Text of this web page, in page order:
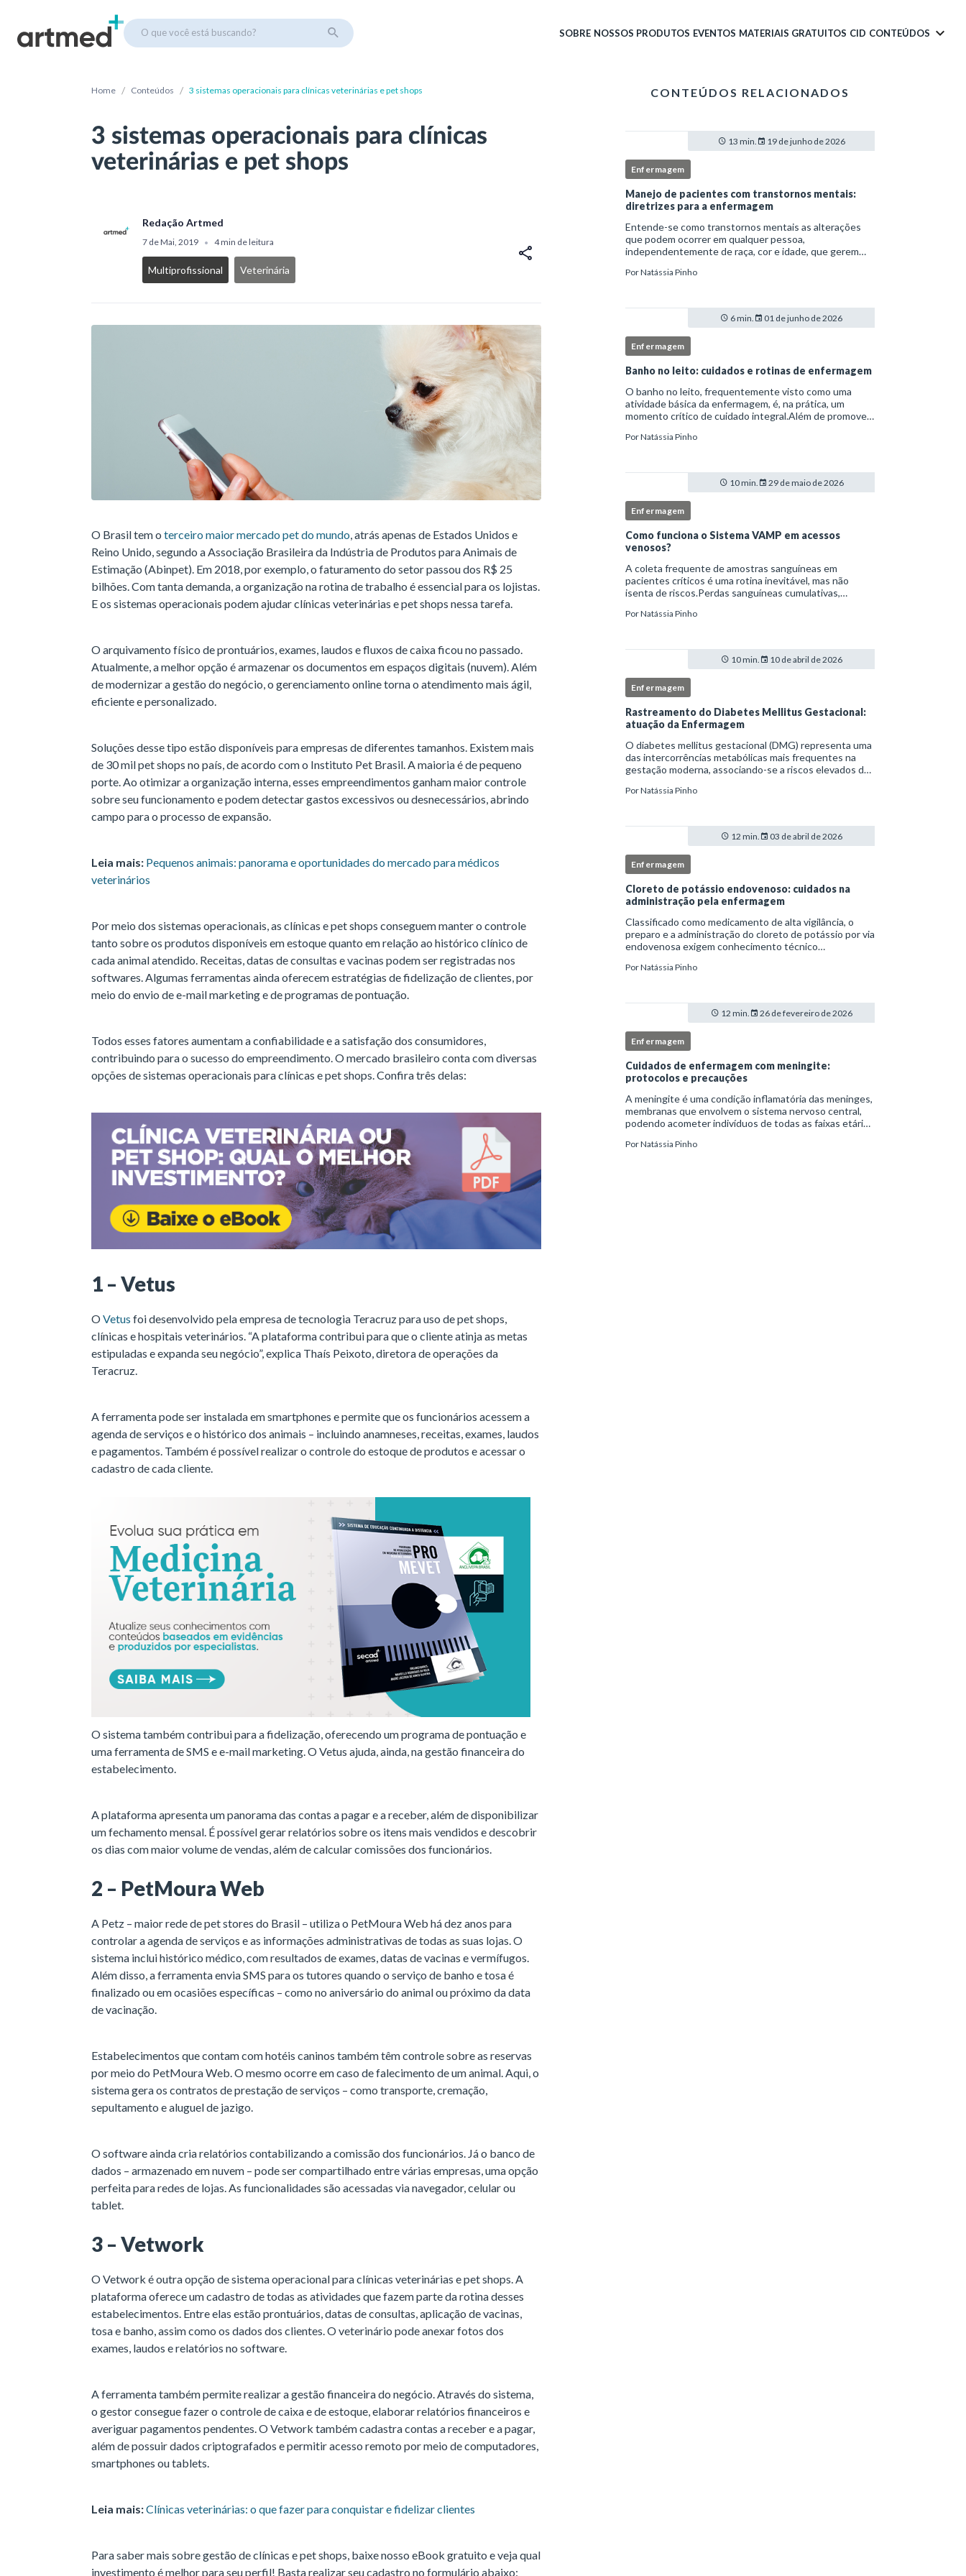
O que você está buscando? SOBRE NOSSOS PRODUTOS EVENTOS MATERIAIS GRATUITOS CID CONTEÚDOS
Home / Conteúdos / 3 sistemas operacionais para clínicas veterinárias e pet shops
3 sistemas operacionais para clínicas
veterinárias e pet shops
Redação Artmed
7 de Mai, 2019 • 4 min de leitura
Multiprofissional Veterinária
O Brasil tem o terceiro maior mercado pet do mundo, atrás apenas de Estados Unidos e
Reino Unido, segundo a Associação Brasileira da Indústria de Produtos para Animais de
Estimação (Abinpet). Em 2018, por exemplo, o faturamento do setor passou dos R$ 25
bilhões. Com tanta demanda, a organização na rotina de trabalho é essencial para os lojistas.
E os sistemas operacionais podem ajudar clínicas veterinárias e pet shops nessa tarefa.
O arquivamento físico de prontuários, exames, laudos e fluxos de caixa ficou no passado.
Atualmente, a melhor opção é armazenar os documentos em espaços digitais (nuvem). Além
de modernizar a gestão do negócio, o gerenciamento online torna o atendimento mais ágil,
eficiente e personalizado.
Soluções desse tipo estão disponíveis para empresas de diferentes tamanhos. Existem mais
de 30 mil pet shops no país, de acordo com o Instituto Pet Brasil. A maioria é de pequeno
porte. Ao otimizar a organização interna, esses empreendimentos ganham maior controle
sobre seu funcionamento e podem detectar gastos excessivos ou desnecessários, abrindo
campo para o processo de expansão.
Leia mais: Pequenos animais: panorama e oportunidades do mercado para médicos
veterinários
Por meio dos sistemas operacionais, as clínicas e pet shops conseguem manter o controle
tanto sobre os produtos disponíveis em estoque quanto em relação ao histórico clínico de
cada animal atendido. Receitas, datas de consultas e vacinas podem ser registradas nos
softwares. Algumas ferramentas ainda oferecem estratégias de fidelização de clientes, por
meio do envio de e-mail marketing e de programas de pontuação.
Todos esses fatores aumentam a confiabilidade e a satisfação dos consumidores,
contribuindo para o sucesso do empreendimento. O mercado brasileiro conta com diversas
opções de sistemas operacionais para clínicas e pet shops. Confira três delas:
1 – Vetus
OVetus foi desenvolvido pela empresa de tecnologia Teracruz para uso de pet shops,
clínicas e hospitais veterinários. “A plataforma contribui para que o cliente atinja as metas
estipuladas e expanda seu negócio”, explica Thaís Peixoto, diretora de operações da
Teracruz.
A ferramenta pode ser instalada em smartphones e permite que os funcionários acessem a
agenda de serviços e o histórico dos animais – incluindo anamneses, receitas, exames, laudos
e pagamentos. Também é possível realizar o controle do estoque de produtos e acessar o
cadastro de cada cliente.
O sistema também contribui para a fidelização, oferecendo um programa de pontuação e
uma ferramenta de SMS e e-mail marketing. O Vetus ajuda, ainda, na gestão financeira do
estabelecimento.
A plataforma apresenta um panorama das contas a pagar e a receber, além de disponibilizar
um fechamento mensal. É possível gerar relatórios sobre os itens mais vendidos e descobrir
os dias com maior volume de vendas, além de calcular comissões dos funcionários.
2 – PetMoura Web
A Petz – maior rede de pet stores do Brasil – utiliza o PetMoura Web há dez anos para
controlar a agenda de serviços e as informações administrativas de todas as suas lojas. O
sistema inclui histórico médico, com resultados de exames, datas de vacinas e vermífugos.
Além disso, a ferramenta envia SMS para os tutores quando o serviço de banho e tosa é
finalizado ou em ocasiões específicas – como no aniversário do animal ou próximo da data
de vacinação.
Estabelecimentos que contam com hotéis caninos também têm controle sobre as reservas
por meio do PetMoura Web. O mesmo ocorre em caso de falecimento de um animal. Aqui, o
sistema gera os contratos de prestação de serviços – como transporte, cremação,
sepultamento e aluguel de jazigo.
O software ainda cria relatórios contabilizando a comissão dos funcionários. Já o banco de
dados – armazenado em nuvem – pode ser compartilhado entre várias empresas, uma opção
perfeita para redes de lojas. As funcionalidades são acessadas via navegador, celular ou
tablet.
3 – Vetwork
O Vetwork é outra opção de sistema operacional para clínicas veterinárias e pet shops. A
plataforma oferece um cadastro de todas as atividades que fazem parte da rotina desses
estabelecimentos. Entre elas estão prontuários, datas de consultas, aplicação de vacinas,
tosa e banho, assim como os dados dos clientes. O veterinário pode anexar fotos dos
exames, laudos e relatórios no software.
A ferramenta também permite realizar a gestão financeira do negócio. Através do sistema,
o gestor consegue fazer o controle de caixa e de estoque, elaborar relatórios financeiros e
averiguar pagamentos pendentes. O Vetwork também cadastra contas a receber e a pagar,
além de possuir dados criptografados e permitir acesso remoto por meio de computadores,
smartphones ou tablets.
Leia mais:Clínicas veterinárias: o que fazer para conquistar e fidelizar clientes
Para saber mais sobre gestão de clínicas e pet shops, baixe nosso eBook gratuito e veja qual
investimento é melhor para seu perfil! Basta realizar seu cadastro no formulário abaixo:
CONTEÚDOS RELACIONADOS
13 min. 19 de junho de 2026
Enfermagem
Manejo de pacientes com transtornos mentais:
diretrizes para a enfermagem
Entende-se como transtornos mentais as alterações
que podem ocorrer em qualquer pessoa,
independentemente de raça, cor e idade, que gerem
do indivíduo.Por isso, os transtornos psiquiátricos rep
PorNatássia Pinho
6 min. 01 de junho de 2026
Enfermagem
Banho no leito: cuidados e rotinas de enfermagem
O banho no leito, frequentemente visto como uma
atividade básica da enfermagem, é, na prática, um
momento crítico de cuidado integral.Além de promover
detalhada, prevenção de complicações e fortalec
PorNatássia Pinho
10 min. 29 de maio de 2026
Enfermagem
Como funciona o Sistema VAMP em acessos
venosos?
A coleta frequente de amostras sanguíneas em
pacientes críticos é uma rotina inevitável, mas não
isenta de riscos.Perdas sanguíneas cumulativas,
necessidade de múltiplas punções e manipulação
PorNatássia Pinho
10 min. 10 de abril de 2026
Enfermagem
Rastreamento do Diabetes Mellitus Gestacional:
atuação da Enfermagem
O diabetes mellitus gestacional (DMG) representa uma
das intercorrências metabólicas mais frequentes na
gestação moderna, associando-se a riscos elevados de
identificado precocemente.Neste cenário, o enferm
PorNatássia Pinho
12 min. 03 de abril de 2026
Enfermagem
Cloreto de potássio endovenoso: cuidados na
administração pela enfermagem
Classificado como medicamento de alta vigilância, o
preparo e a administração do cloreto de potássio por via
endovenosa exigem conhecimento técnico
institucionais e atuação criteriosa da equipe de
PorNatássia Pinho
12 min. 26 de fevereiro de 2026
Enfermagem
Cuidados de enfermagem com meningite:
protocolos e precauções
A meningite é uma condição inflamatória das meninges,
membranas que envolvem o sistema nervoso central,
podendo acometer indivíduos de todas as faixas etárias
autolimitados até situações de extrem
PorNatássia Pinho